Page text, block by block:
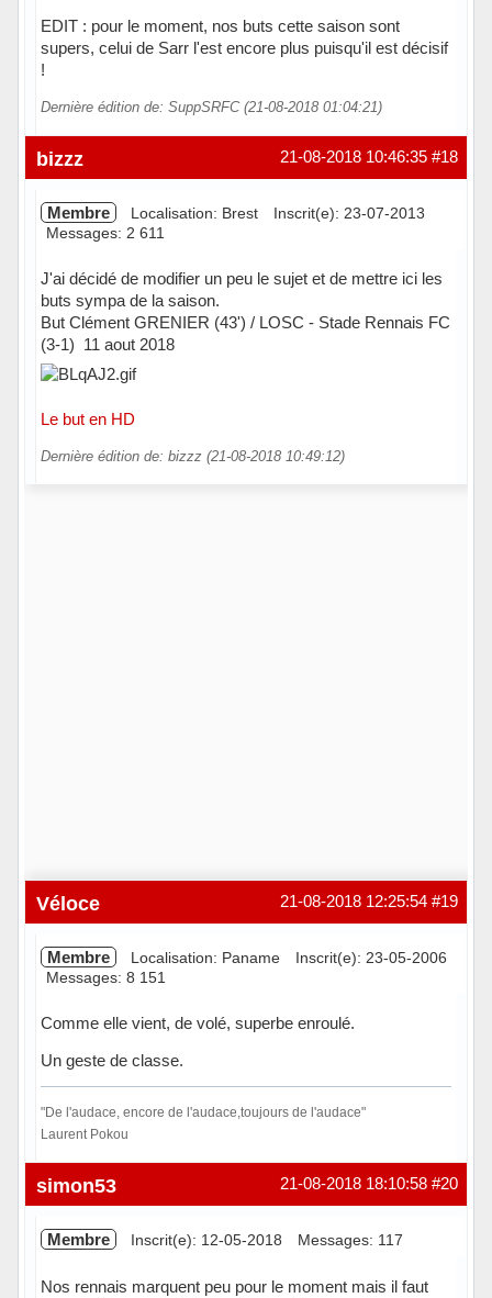
EDIT : pour le moment, nos buts cette saison sont
supers, celui de Sarr l'est encore plus puisqu'il est décisif
!
Dernière édition de: SuppSRFC (21-08-2018 01:04:21)
Hors ligne #18
21-08-2018 10:46:35
bizzz
Membre Localisation: Brest
Inscrit(e): 23-07-2013
Messages: 2 611
J'ai décidé de modifier un peu le sujet et de mettre ici les
buts sympa de la saison.
But Clément GRENIER (43') / LOSC - Stade Rennais FC
(3-1) 11 aout 2018
Le but en HD
Dernière édition de: bizzz (21-08-2018 10:49:12)
#19
21-08-2018 12:25:54
Véloce
Membre Localisation: Paname
Inscrit(e): 23-05-2006
Messages: 8 151
Comme elle vient, de volé, superbe enroulé.
Un geste de classe.
"De l'audace, encore de l'audace,toujours de l'audace"
Laurent Pokou
Hors ligne #20
21-08-2018 18:10:58
simon53
Membre Inscrit(e): 12-05-2018 Messages: 117
Nos rennais marquent peu pour le moment mais il faut